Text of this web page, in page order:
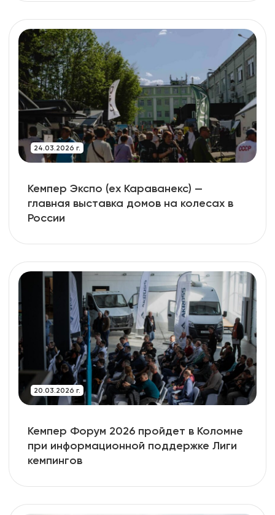
24.03.2026 г.
Кемпер Экспо (ex Караванекс) —
главная выставка домов на колесах в
России
20.03.2026 г.
Кемпер Форум 2026 пройдет в Коломне
при информационной поддержке Лиги
кемпингов